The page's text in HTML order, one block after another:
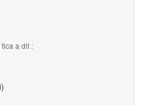
tica a dit :